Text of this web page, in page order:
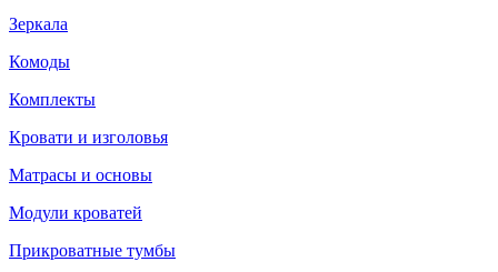
Зеркала
Комоды
Комплекты
Кровати и изголовья
Матрасы и основы
Модули кроватей
Прикроватные тумбы